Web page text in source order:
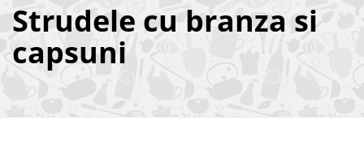
Strudele cu branza si
capsuni